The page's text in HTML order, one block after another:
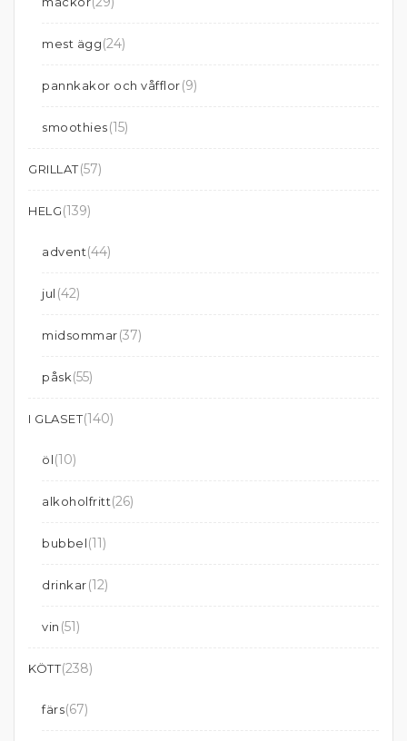
mest ägg(24)
pannkakor och våfflor(9)
smoothies(15)
GRILLAT(57)
HELG(139)
advent(44)
jul (42)
midsommar(37)
påsk(55)
I GLASET(140)
öl(10)
alkoholfritt(26)
bubbel(11)
drinkar(12)
vin (51)
KÖTT(238)
färs(67)